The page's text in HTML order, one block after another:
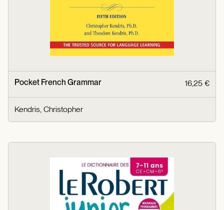
Pocket French Grammar 16,25 €
Kendris, Christopher